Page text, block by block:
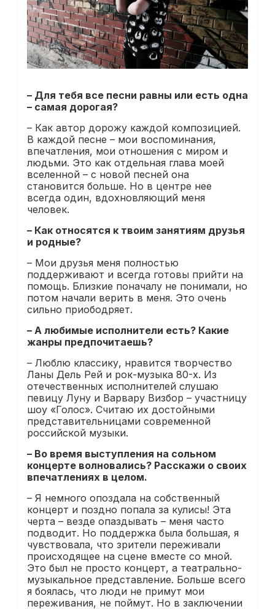
– Для тебя все песни равны или есть одна
– самая дорогая?
– Как автор дорожу каждой композицией.
В каждой песне – мои воспоминания,
впечатления, мои отношения с миром и
людьми. Это как отдельная глава моей
вселенной – с новой песней она
становится больше. Но в центре нее
всегда один, вдохновляющий меня
человек.
– Как относятся к твоим занятиям друзья
и родные?
– Мои друзья меня полностью
поддерживают и всегда готовы прийти на
помощь. Близкие поначалу не понимали, но
потом начали верить в меня. Это очень
сильно приободряет.
– А любимые исполнители есть? Какие
жанры предпочитаешь?
– Люблю классику, нравится творчество
Ланы Дель Рей и рок-музыка 80-х. Из
отечественных исполнителей слушаю
певицу Луну и Варвару Визбор – участницу
шоу «Голос». Считаю их достойными
представительницами современной
российской музыки.
– Во время выступления на сольном
концерте волновались? Расскажи о своих
впечатлениях в целом.
– Я немного опоздала на собственный
концерт и поздно попала за кулисы! Эта
черта – везде опаздывать – меня часто
подводит. Но поддержка была большая, я
чувствовала, что зрители переживали
происходящее на сцене вместе со мной.
Это был не просто концерт, а театрально-
музыкальное представление. Больше всего
я боялась, что люди не примут мои
переживания, не поймут. Но в заключении